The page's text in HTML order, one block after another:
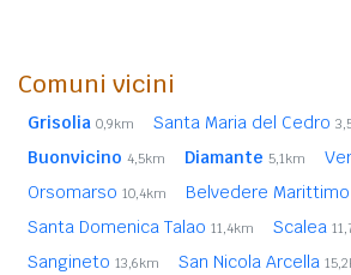
Comuni vicini
Grisolia 0,9km Santa Maria del Cedro
Buonvicino 4,5km Diamante 5,1km
Orsomarso 10,4km Belvedere Marittimo
Santa Domenica Talao 11,4km Scalea
Sangineto 13,6km San Nicola Arcella